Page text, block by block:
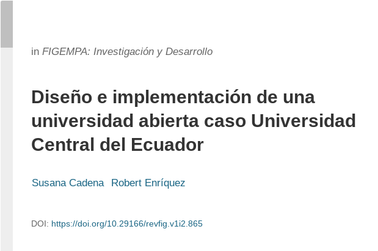
in FIGEMPA: Investigación y Desarrollo
Diseño e implementación de una
universidad abierta caso Universidad
Central del Ecuador
Susana Cadena Robert Enríquez
DOI: https://doi.org/10.29166/revfig.v1i2.865